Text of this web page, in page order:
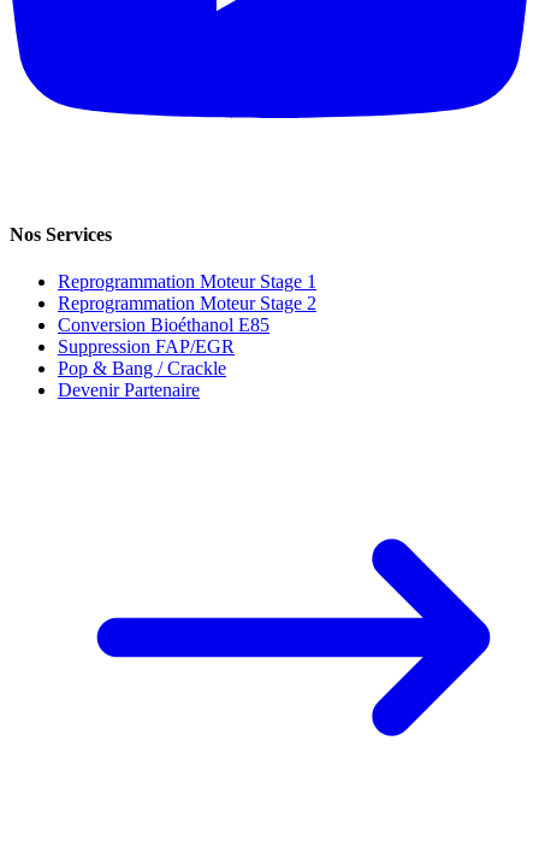
Nos Services
Reprogrammation Moteur Stage 1
Reprogrammation Moteur Stage 2
Conversion Bioéthanol E85
Suppression FAP/EGR
Pop & Bang / Crackle
Devenir Partenaire